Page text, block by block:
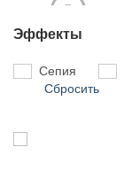
Эффекты
Сепия
Сбросить